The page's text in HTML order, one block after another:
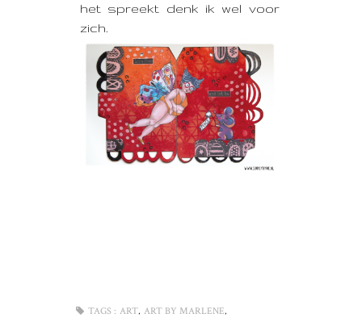
het spreekt denk ik wel voor
zich.
TAGS : ART, ART BY MARLENE,